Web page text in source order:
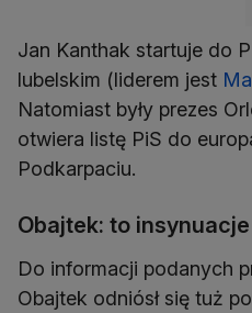
Jan Kanthak startuje do
lubelskim (liderem jest
Natomiast były prezes
otwiera listę PiS do
Podkarpaciu.
Obajtek: to insynuacje
Do informacji podanych
Obajtek odniósł się tuż